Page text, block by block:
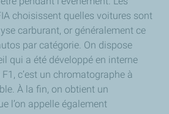
choisissent quelles voitures sont
carburant, or généralement ce
par catégorie. On dispose
qui a été développé en interne
c’est un chromatographe à
À la fin, on obtient un
l’on appelle également